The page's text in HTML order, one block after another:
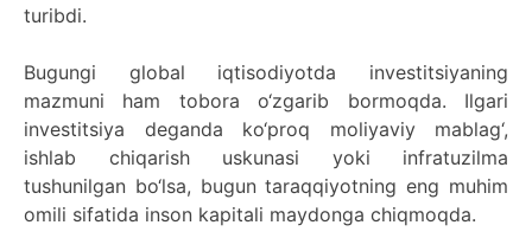
turibdi.
Bugungi global iqtisodiyotda investitsiyaning
mazmuni ham tobora o‘zgarib bormoqda. Ilgari
investitsiya deganda ko‘proq moliyaviy mablag‘,
ishlab chiqarish uskunasi yoki infratuzilma
tushunilgan bo‘lsa, bugun taraqqiyotning eng muhim
omili sifatida inson kapitali maydonga chiqmoqda.